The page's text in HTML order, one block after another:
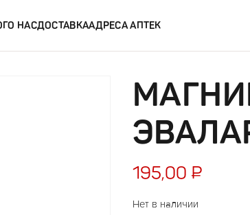
О НАСДОСТАВКААДРЕСА АПТЕК
195,00 ₽
Нет в наличии